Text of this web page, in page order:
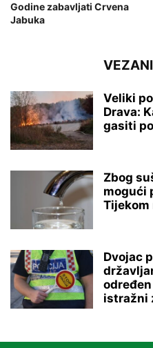
Godine zabavljati Crvena
Jabuka
Veliki
Drava:
gasiti
Zbog
mogući
Tijekom
Dvojac
istražni